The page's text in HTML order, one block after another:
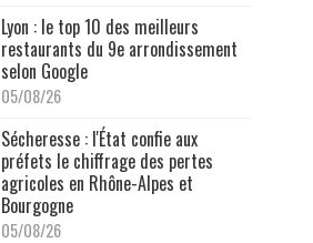
Lyon : le top 10 des meilleurs
restaurants du 9e arrondissement
selon Google
05/08/26
Sécheresse : l'État confie aux
préfets le chiffrage des pertes
agricoles en Rhône-Alpes et
Bourgogne
05/08/26